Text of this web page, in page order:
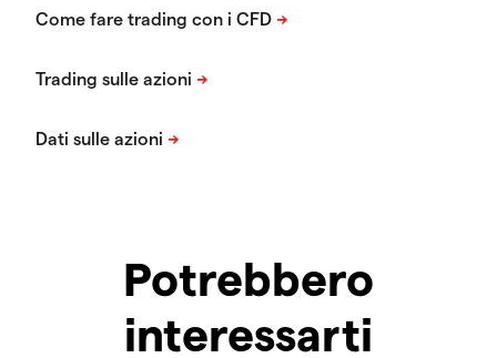
Potrebbero
interessarti